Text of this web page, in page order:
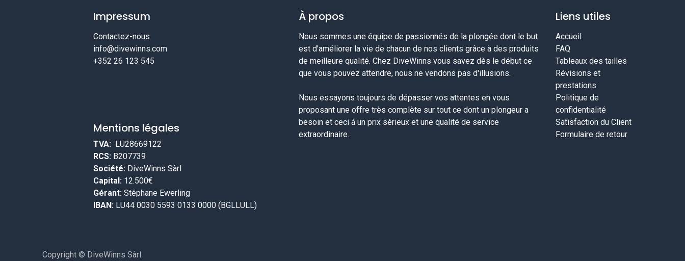
Impressum
Contactez-nous
info@divewinns.com
+352 26 123 545
Mentions légales
TVA: LU28669122
RCS: B207739
Société: DiveWinns Sàrl
Capital: 12.500€
Gérant: Stéphane Ewerling
IBAN: LU44 0030 5593 0133 0000 (BGLLULL)
À propos
Nous sommes une équipe de passionnés de la plongée dont le but
est d'améliorer la vie de chacun de nos clients grâce à des produits
de meilleure qualité. Chez DiveWinns vous savez dès le début ce
que vous pouvez attendre, nous ne vendons pas d'illusions.
Nous essayons toujours de dépasser vos attentes en vous
proposant une offre très complète sur tout ce dont un plongeur a
besoin et ceci à un prix sérieux et une qualité de service
extraordinaire.
Liens utiles
Accueil
FAQ
Tableaux des tailles
Révisions et
prestations
Politique de
confidentialité
Satisfaction du Client
Formulaire de retour
Copyright © DiveWinns Sàrl